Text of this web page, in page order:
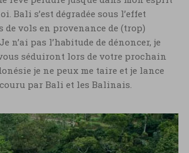
Bali s’est dégradée sous l’effet
de vols en provenance de (trop)
n’ai pas l’habitude de dénoncer, je
séduiront lors de votre prochain
je ne peux me taire et je lance
par Bali et les Balinais.